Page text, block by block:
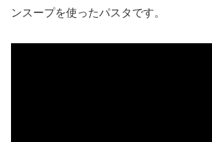
ンスープを使ったパスタです。